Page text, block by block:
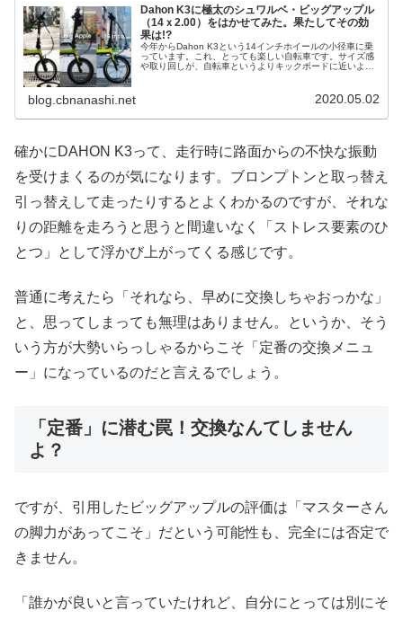
Dahon K3に極太のシュワルベ・ビッグアップル
（14ｘ2.00）をはかせてみた。果たしてその効
果は!?
今年からDahon K3という14インチホイールの小径車に乗
っています。これ、とっても楽しい自転車です。サイズ感
や取り回しが、自転車というよりキックボードに近いよう
blog.cbnanashi.net 2020.05.02
確かにDAHON K3って、走行時に路面からの不快な振動
を受けまくるのが気になります。ブロンプトンと取っ替え
引っ替えして走ったりするとよくわかるのですが、それな
りの距離を走ろうと思うと間違いなく「ストレス要素のひ
とつ」として浮かび上がってくる感じです。
普通に考えたら「それなら、早めに交換しちゃおっかな」
と、思ってしまっても無理はありません。というか、そう
いう方が大勢いらっしゃるからこそ「定番の交換メニュ
ー」になっているのだと言えるでしょう。
「定番」に潜む罠！交換なんてしません
よ？
ですが、引用したビッグアップルの評価は「マスターさん
の脚力があってこそ」だという可能性も、完全には否定で
きません。
「誰かが良いと言っていたけれど、自分にとっては別にそ